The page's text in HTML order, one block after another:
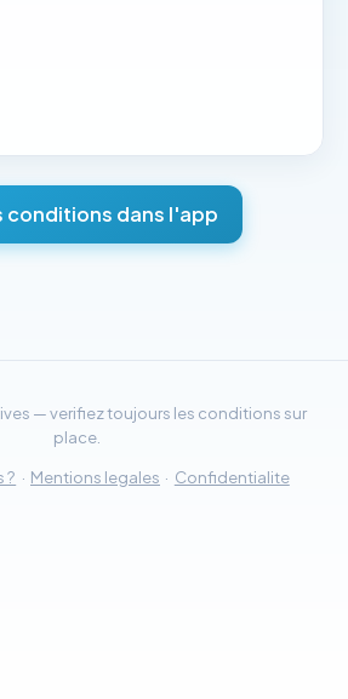
conditions dans l'app
— verifiez toujours les conditions sur
place.
? · Mentions legales · Confidentialite